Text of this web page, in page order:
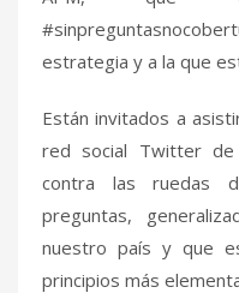
estrategia y a la que
Están invitados a
red social Twitter de
contra las ruedas
preguntas,
nuestro país y que
principios más